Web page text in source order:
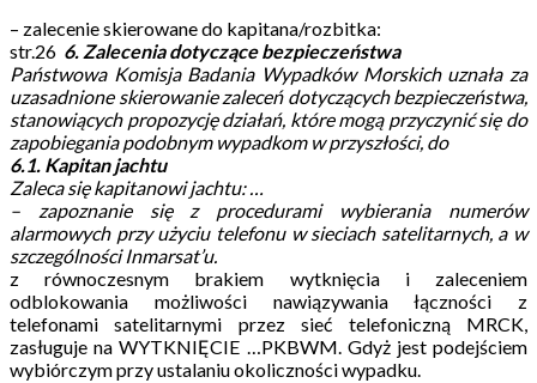
– zalecenie skierowane do kapitana/rozbitka:
str.26 6. Zalecenia dotyczące bezpieczeństwa
Państwowa Komisja Badania Wypadków Morskich uznała za
uzasadnione skierowanie zaleceń dotyczących bezpieczeństwa,
stanowiących propozycję działań, które mogą przyczynić się do
zapobiegania podobnym wypadkom w przyszłości, do
6.1. Kapitan jachtu
Zaleca się kapitanowi jachtu:…
– zapoznanie się z procedurami wybierania numerów
alarmowych przy użyciu telefonu w sieciach satelitarnych, a w
szczególności Inmarsat’u.
z równoczesnym brakiem wytknięcia i zaleceniem
odblokowania możliwości nawiązywania łączności z
telefonami satelitarnymi przez sieć telefoniczną MRCK,
zasługuje na WYTKNIĘCIE …PKBWM. Gdyż jest podejściem
wybiórczym przy ustalaniu okoliczności wypadku.